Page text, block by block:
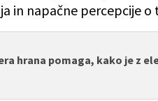
in napačne percepcije
hrana pomaga, kako je z